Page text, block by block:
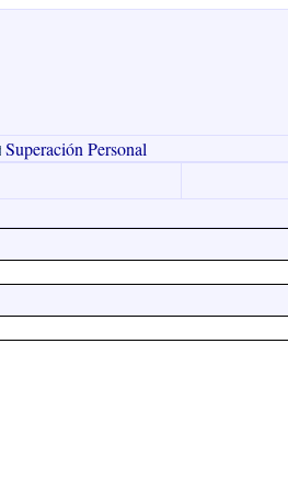
Superación Personal